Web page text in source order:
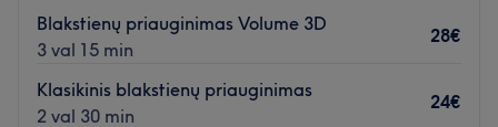
Blakstienų priauginimas Volume 3D
3 val 15 min
28€
Klasikinis blakstienų priauginimas
2 val 30 min
24€